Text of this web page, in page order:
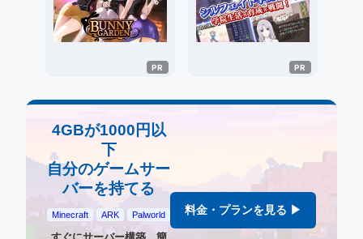
4GBが1000円以
下
自分のゲームサー
バーを持てる
Minecraft ARK Palworld 料金・プランを見る ▶